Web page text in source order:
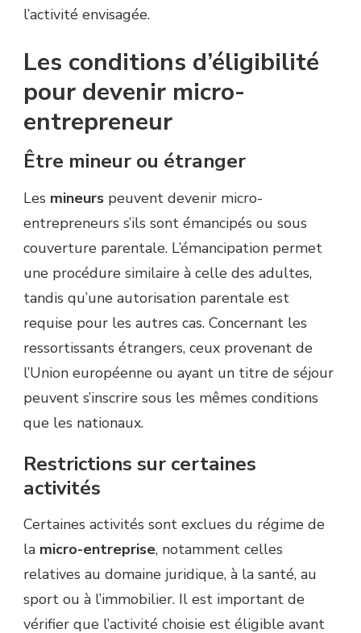
l’activité envisagée.
Les conditions d’éligibilité
pour devenir micro-
entrepreneur
Être mineur ou étranger
Les mineurs peuvent devenir micro-
entrepreneurs s’ils sont émancipés ou sous
couverture parentale. L’émancipation permet
une procédure similaire à celle des adultes,
tandis qu’une autorisation parentale est
requise pour les autres cas. Concernant les
ressortissants étrangers, ceux provenant de
l’Union européenne ou ayant un titre de séjour
peuvent s’inscrire sous les mêmes conditions
que les nationaux.
Restrictions sur certaines
activités
Certaines activités sont exclues du régime de
la micro-entreprise, notamment celles
relatives au domaine juridique, à la santé, au
sport ou à l’immobilier. Il est important de
vérifier que l’activité choisie est éligible avant